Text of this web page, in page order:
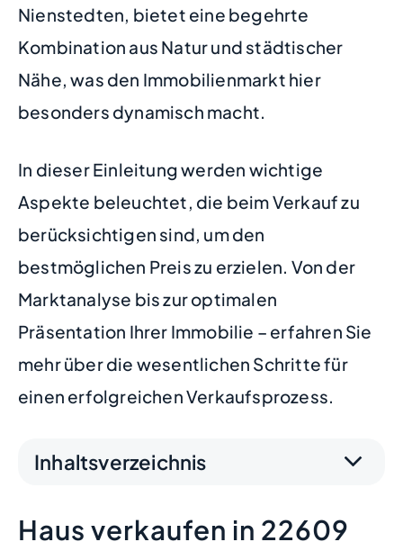
Nienstedten, bietet eine begehrte
Kombination aus Natur und städtischer
Nähe, was den Immobilienmarkt hier
besonders dynamisch macht.
In dieser Einleitung werden wichtige
Aspekte beleuchtet, die beim Verkauf zu
berücksichtigen sind, um den
bestmöglichen Preis zu erzielen. Von der
Marktanalyse bis zur optimalen
Präsentation Ihrer Immobilie – erfahren Sie
mehr über die wesentlichen Schritte für
einen erfolgreichen Verkaufsprozess.
Inhaltsverzeichnis
Haus verkaufen in 22609